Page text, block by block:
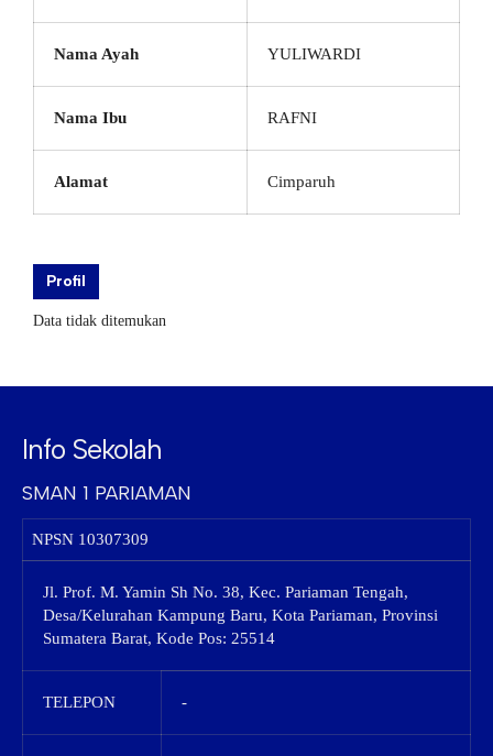
Nama Ayah YULIWARDI
Nama Ibu RAFNI
Alamat Cimparuh
Profil
Data tidak ditemukan
Info Sekolah
SMAN 1 PARIAMAN
NPSN 10307309
Jl. Prof. M. Yamin Sh No. 38, Kec. Pariaman Tengah,
Desa/Kelurahan Kampung Baru, Kota Pariaman, Provinsi
Sumatera Barat, Kode Pos: 25514
TELEPON -